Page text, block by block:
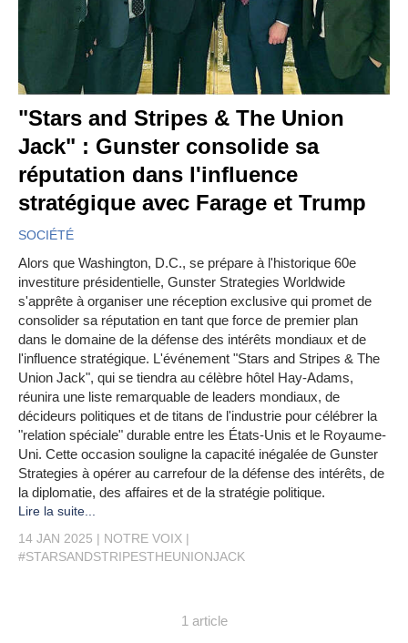
"Stars and Stripes & The Union
Jack" : Gunster consolide sa
réputation dans l'influence
stratégique avec Farage et Trump
SOCIÉTÉ
Alors que Washington, D.C., se prépare à l'historique 60e
investiture présidentielle, Gunster Strategies Worldwide
s'apprête à organiser une réception exclusive qui promet de
consolider sa réputation en tant que force de premier plan
dans le domaine de la défense des intérêts mondiaux et de
l'influence stratégique. L'événement "Stars and Stripes & The
Union Jack", qui se tiendra au célèbre hôtel Hay-Adams,
réunira une liste remarquable de leaders mondiaux, de
décideurs politiques et de titans de l'industrie pour célébrer la
"relation spéciale" durable entre les États-Unis et le Royaume-
Uni. Cette occasion souligne la capacité inégalée de Gunster
Strategies à opérer au carrefour de la défense des intérêts, de
la diplomatie, des affaires et de la stratégie politique.
Lire la suite...
14 JAN 2025
NOTRE VOIX
#STARSANDSTRIPESTHEUNIONJACK
1 article